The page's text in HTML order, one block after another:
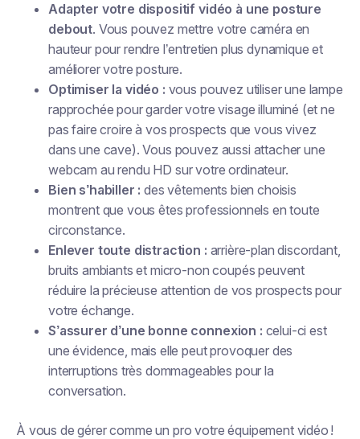
Adapter votre dispositif vidéo à une posture
debout. Vous pouvez mettre votre caméra en
hauteur pour rendre l’entretien plus dynamique et
améliorer votre posture.
Optimiser la vidéo : vous pouvez utiliser une lampe
rapprochée pour garder votre visage illuminé (et ne
pas faire croire à vos prospects que vous vivez
dans une cave). Vous pouvez aussi attacher une
webcam au rendu HD sur votre ordinateur.
Bien s’habiller : des vêtements bien choisis
montrent que vous êtes professionnels en toute
circonstance.
Enlever toute distraction : arrière-plan discordant,
bruits ambiants et micro-non coupés peuvent
réduire la précieuse attention de vos prospects pour
votre échange.
S’assurer d’une bonne connexion : celui-ci est
une évidence, mais elle peut provoquer des
interruptions très dommageables pour la
conversation.
À vous de gérer comme un pro votre équipement vidéo !